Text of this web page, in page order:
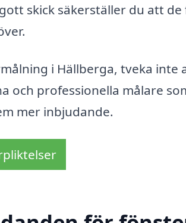
skick säkerställer du att
i Hällberga, tveka
professionella målare
mer inbjudande.